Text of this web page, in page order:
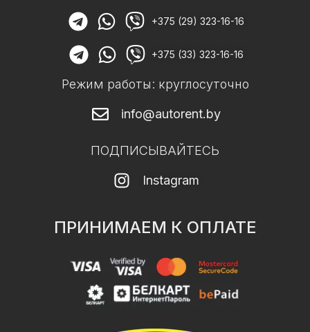
+375 (29) 323-16-16
+375 (33) 323-16-16
Режим работы: круглосуточно
info@autorent.by
ПОДПИСЫВАЙТЕСЬ
Instagram
ПРИНИМАЕМ К ОПЛАТЕ